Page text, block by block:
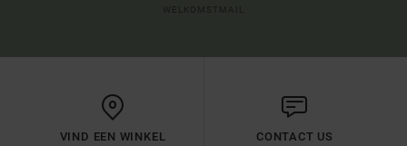
VIND EEN WINKEL CONTACT US